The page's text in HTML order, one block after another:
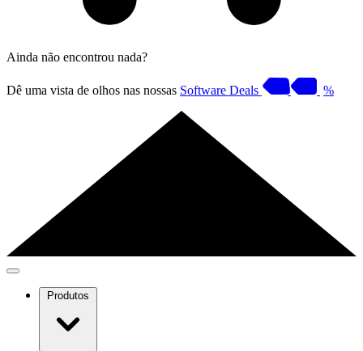
Ainda não encontrou nada?
Dê uma vista de olhos nas nossas Software Deals %
Produtos